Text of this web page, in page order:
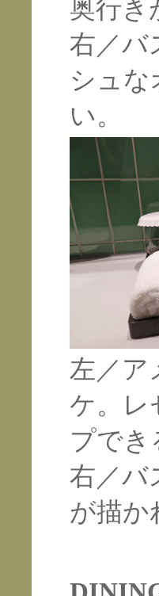
奥行き
右／バ
シュな
い。
左／ア
ケ。レ
プでき
右／バ
が描か